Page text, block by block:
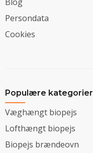
Persondata
Cookies
Populære kategorier
Væghængt biopejs
Lofthængt biopejs
Biopejs brændeovn